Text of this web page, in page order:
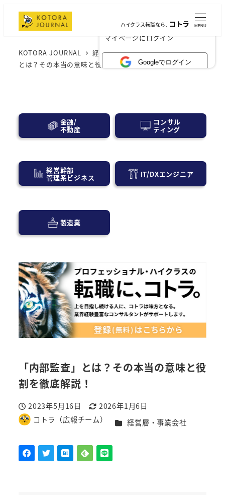
×
マイページにログイン
Googleでログイン
ハイクラス転職なら、コトラ MENU
KOTORA JOURNAL 経営層・事業会社
「内部監査」
とは？その本当の意味と役割を徹底解説！
金融/
不動産
コンサル
ティング
経営幹部
管理系ビジネス IT/DXエンジニア
製造業
「内部監査」とは？その本当の意味と役
割を徹底解説！
投稿日
2023年5月16日
更新日
2026年1月6日
著
コトラ（広報チーム） カテゴリー
経営層・事業会社